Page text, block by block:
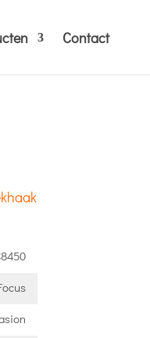
Contact